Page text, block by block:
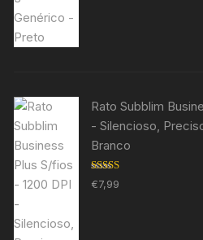
Rato Subblim
- Silencioso,
Branco
Avaliação
5.00de 5
€7,99